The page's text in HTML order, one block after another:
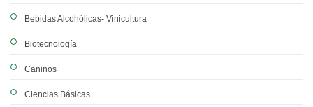
Bebidas Alcohólicas- Vinicultura
Biotecnología
Caninos
Ciencias Básicas